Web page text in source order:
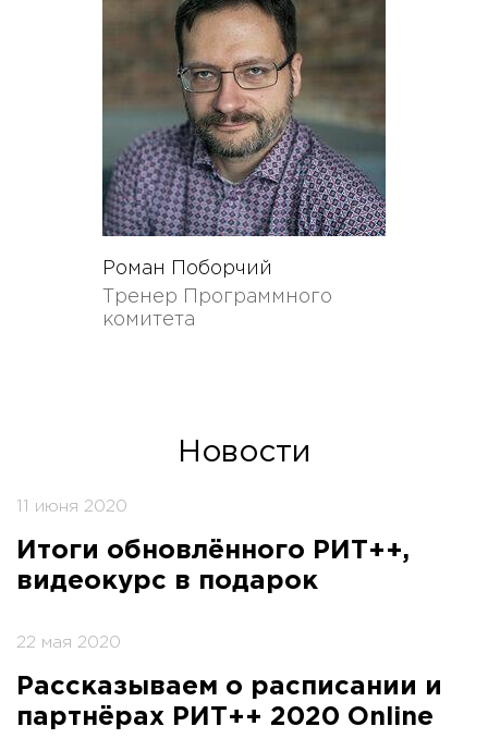
Роман Поборчий
Тренер Программного
комитета
Новости
11 июня 2020
Итоги обновлённого РИТ++,
видеокурс в подарок
22 мая 2020
Рассказываем о расписании и
партнёрах РИТ++ 2020 Online